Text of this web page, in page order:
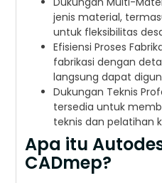
jenis material,
untuk fleksibilitas
Efisiensi Proses
fabrikasi dengan
langsung dapat
Dukungan Teknis
tersedia untuk
teknis dan pelatihan
Apa itu
CADmep?